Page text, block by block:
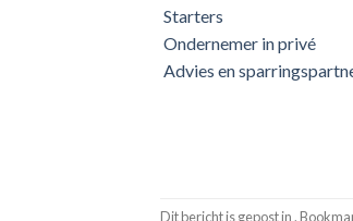
Starters
Ondernemer in privé
Advies en
Dit bericht is gepost in .